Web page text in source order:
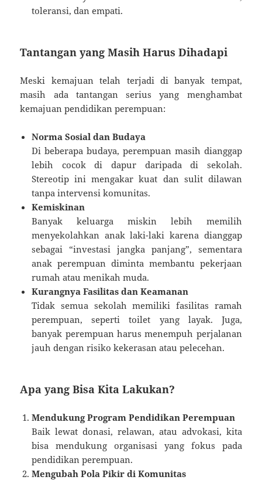
toleransi, dan empati.
Tantangan yang Masih Harus Dihadapi
Meski kemajuan telah terjadi di banyak tempat,
masih ada tantangan serius yang menghambat
kemajuan pendidikan perempuan:
Norma Sosial dan Budaya
Di beberapa budaya, perempuan masih dianggap
lebih cocok di dapur daripada di sekolah.
Stereotip ini mengakar kuat dan sulit dilawan
tanpa intervensi komunitas.
Kemiskinan
Banyak keluarga miskin lebih memilih
menyekolahkan anak laki-laki karena dianggap
sebagai “investasi jangka panjang”, sementara
anak perempuan diminta membantu pekerjaan
rumah atau menikah muda.
Kurangnya Fasilitas dan Keamanan
Tidak semua sekolah memiliki fasilitas ramah
perempuan, seperti toilet yang layak. Juga,
banyak perempuan harus menempuh perjalanan
jauh dengan risiko kekerasan atau pelecehan.
Apa yang Bisa Kita Lakukan?
Mendukung Program Pendidikan Perempuan
Baik lewat donasi, relawan, atau advokasi, kita
bisa mendukung organisasi yang fokus pada
pendidikan perempuan.
Mengubah Pola Pikir di Komunitas